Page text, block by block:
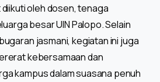
oleh dosen, tenaga
besar UIN Palopo. Selain
jasmani, kegiatan ini juga
kebersamaan dan
kampus dalam suasana penuh